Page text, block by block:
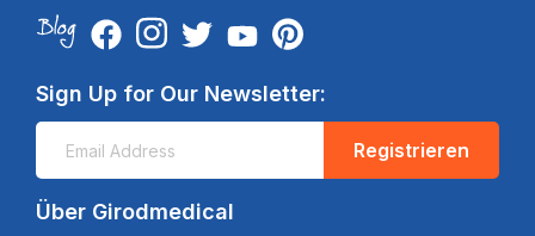
Sign Up for Our Newsletter:
Registrieren
Über Girodmedical